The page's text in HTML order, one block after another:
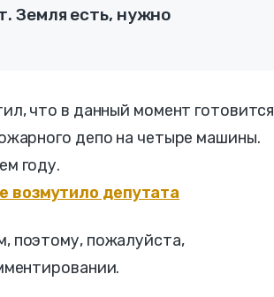
Земля есть, нужно
что в данный момент готовится
депо на четыре машины.
году.
возмутило депутата
поэтому, пожалуйста,